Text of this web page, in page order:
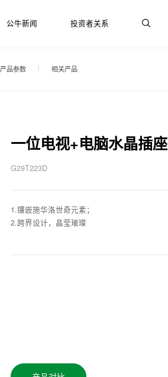
公牛新闻 投资者关系
产品参数 相关产品
一位电视+电脑水晶插座
G29T223D
1.镶嵌施华洛世奇元素；
2.跨界设计，晶莹璀璨